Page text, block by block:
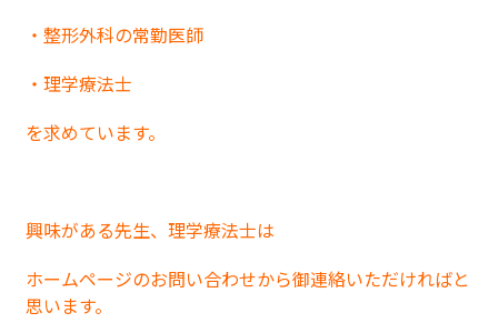
・整形外科の常勤医師
・理学療法士
を求めています。
興味がある先生、理学療法士は
ホームページのお問い合わせから御連絡いただければと
思います。